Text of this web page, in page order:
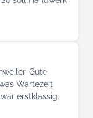
Gute
Wartezeit
erstklassig.